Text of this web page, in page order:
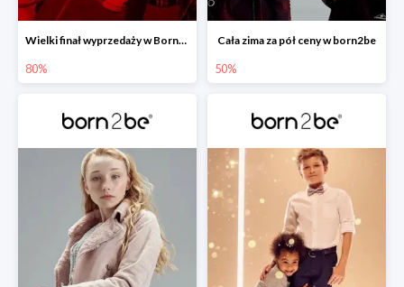
Wielki finał wyprzedaży w Born2be -80%
80%
Cała zima za pół ceny w born2be
50%